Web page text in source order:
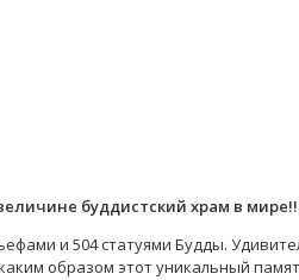
буддистский храм в
и 504 статуями Будды.
образом этот уникальный